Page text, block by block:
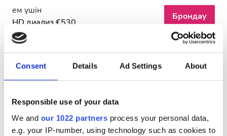
Consent Details Ad Settings About
Responsible use of your data
We and our 1022 partners process your personal data,
e.g. your IP-number, using technology such as cookies to
Тегін WiFi
Тегін тұрақ
Баға
0 - 100 EUR
ем үшін
HD диализ €530
Брондау